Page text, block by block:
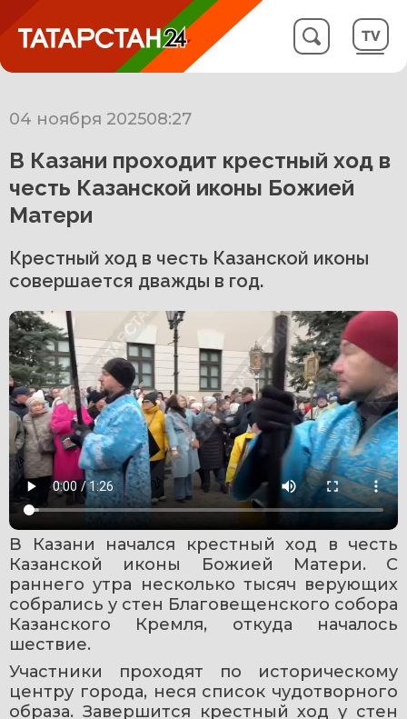
04 ноября 202508:27
В Казани проходит крестный ход в
честь Казанской иконы Божией
Матери
Крестный ход в честь Казанской иконы
совершается дважды в год.
В Казани начался крестный ход в честь
Казанской иконы Божией Матери. С
раннего утра несколько тысяч верующих
собрались у стен Благовещенского собора
Казанского Кремля, откуда началось
шествие.
Участники проходят по историческому
центру города, неся список чудотворного
образа. Завершится крестный ход у стен